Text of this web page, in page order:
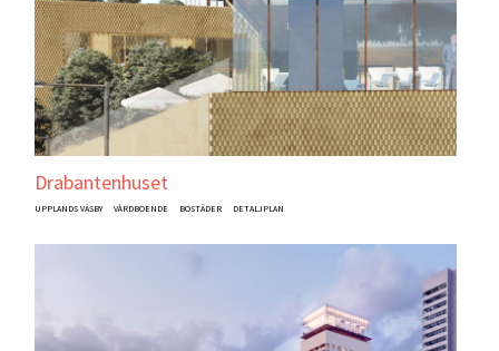
Drabantenhuset
UPPLANDS VÄSBY VÅRDBOENDE BOSTÄDER DETALJPLAN